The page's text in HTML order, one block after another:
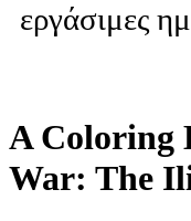
εργάσιμες
A Coloring
War: The